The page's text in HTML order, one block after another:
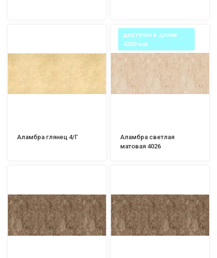
Аламбра глянец 4/Г
доступно в длине
4200 мм
Аламбра светлая
матовая 4026